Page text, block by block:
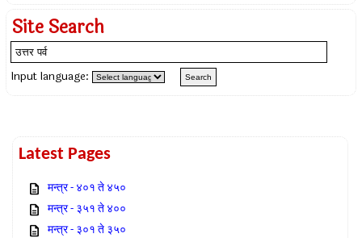
Site Search
Input language:
Latest Pages
मन्त्र - ४०१ ते ४५०
मन्त्र - ३५१ ते ४००
मन्त्र - ३०१ ते ३५०